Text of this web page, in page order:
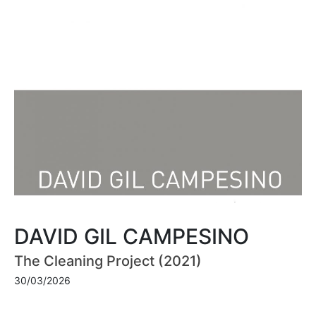
DAVID GIL CAMPESINO
The Cleaning Project (2021)
30/03/2026